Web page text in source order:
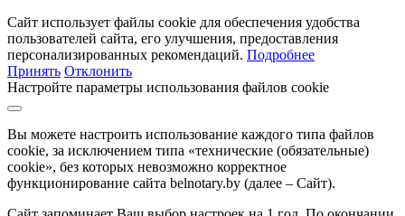
Сайт использует файлы cookie для обеспечения удобства
пользователей сайта, его улучшения, предоставления
персонализированных рекомендаций. Подробнее
Принять Отклонить
Настройте параметры использования файлов cookie
Вы можете настроить использование каждого типа файлов
cookie, за исключением типа «технические (обязательные)
cookie», без которых невозможно корректное
функционирование сайта belnotary.by (далее – Сайт).